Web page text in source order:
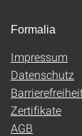
Formalia
Impressum
Datenschutz
Zertifikate
AGB